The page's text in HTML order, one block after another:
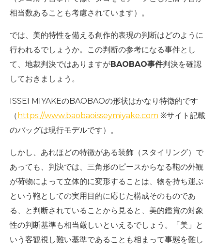
相当数あることも考慮されています）。
では、美的特性を備える創作的表現の判断はどのように
行われるでしょうか。この判断の参考になる事件とし
て、地裁判決ではありますがBAOBAO事件判決を確認
しておきましょう。
ISSEI MIYAKEのBAOBAOの形状はかなり特徴的です
（ https://www.baobaoisseymiyake.com ※サイト記載
のバッグは現行モデルです）。
しかし、あれほどの特徴がある装飾（スタイリング）で
あっても、判決では、三角形のピースからなる鞄の外観
が荷物によって立体的に変形することは、物を持ち運ぶ
という鞄としての実用目的に応じた構成そのものであ
る、と判断されていることから見ると、美的鑑賞の対象
性の判断基準も相当厳しいといえるでしょう。「美」と
いう客観視し難い基準であることも相まって事態を難し